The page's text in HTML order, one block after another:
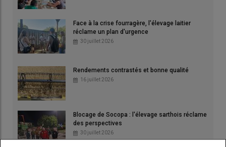
Face à la crise fourragère, l'élevage laitier
réclame un plan d'urgence
30 juillet 2026
Rendements contrastés et bonne qualité
16 juillet 2026
Blocage de Socopa : l'élevage sarthois réclame
des perspectives
30 juillet 2026